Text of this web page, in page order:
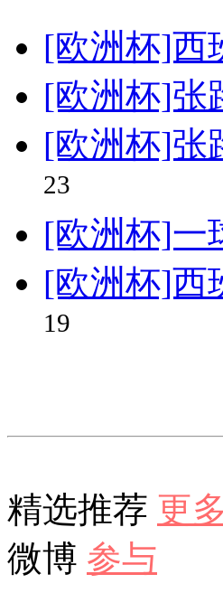
[欧洲杯]西
[欧洲杯]张
[欧洲杯]张
23
[欧洲杯]一
[欧洲杯]西
19
精选推荐 更多
微博 参与